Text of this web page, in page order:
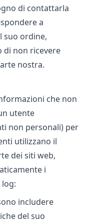
di contattarla
a
suo ordine,
di non ricevere
nostra.
che non
utente
non personali) per
utilizzano il
dei siti web,
i
includere
del suo